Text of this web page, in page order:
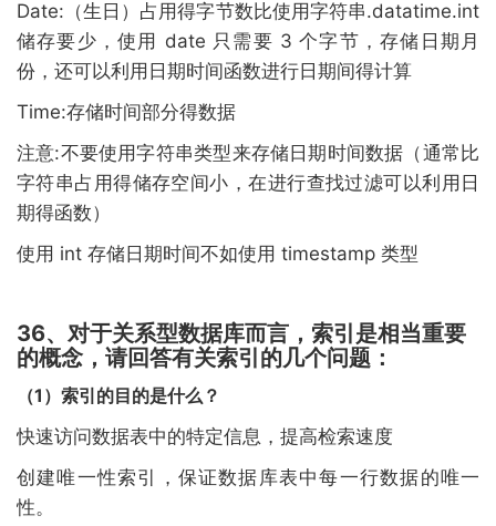
Date:（生日）占用得字节数比使用字符串.datatime.int
储存要少，使用 date 只需要 3 个字节，存储日期月
份，还可以利用日期时间函数进行日期间得计算
Time:存储时间部分得数据
注意:不要使用字符串类型来存储日期时间数据（通常比
字符串占用得储存空间小，在进行查找过滤可以利用日
期得函数）
使用 int 存储日期时间不如使用 timestamp 类型
36、对于关系型数据库而言，索引是相当重要
的概念，请回答有关索引的几个问题：
（1）索引的目的是什么？
快速访问数据表中的特定信息，提高检索速度
创建唯一性索引，保证数据库表中每一行数据的唯一
性。